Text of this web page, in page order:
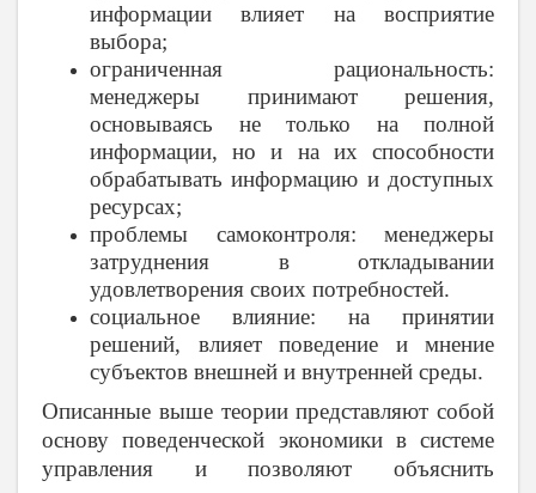
информации влияет на восприятие
выбора;
ограниченная рациональность:
менеджеры принимают решения,
основываясь не только на полной
информации, но и на их способности
обрабатывать информацию и доступных
ресурсах;
проблемы самоконтроля: менеджеры
затруднения в откладывании
удовлетворения своих потребностей.
социальное влияние: на принятии
решений, влияет поведение и мнение
субъектов внешней и внутренней среды.
Описанные выше теории представляют собой
основу поведенческой экономики в системе
управления и позволяют объяснить